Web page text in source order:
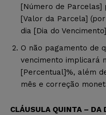
[Número de Parcelas]
[Valor da Parcela]
dia [Dia do
O não pagamento de
vencimento implicará
[Percentual]%, além
mês e correção
CLÁUSULA QUINTA – DA